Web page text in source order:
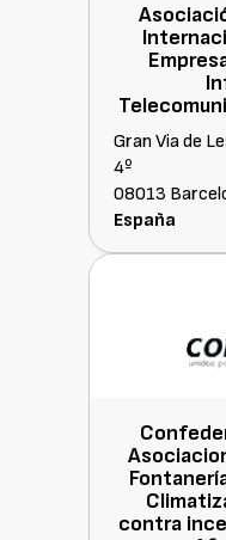
Gran Via de
4º
08013
España
contra